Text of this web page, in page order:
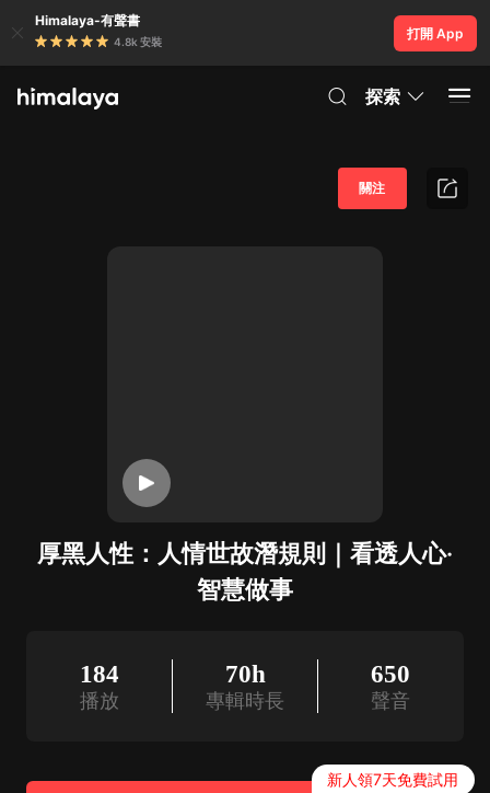
Himalaya-有聲書
4.8k 安裝
打開 App
探索
厚黑人性：人情世故潛規則｜看透人心·
智慧做事
關注
184
播放
70h
專輯時長
650
聲音
新人領7天免費試用